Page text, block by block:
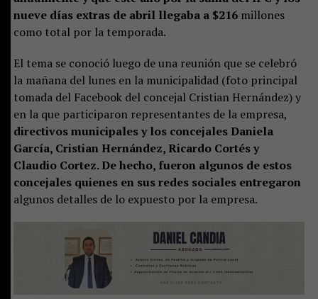
nueve días extras de abril llegaba a $216 millones
como total por la temporada.
El tema se conoció luego de una reunión que se celebró
la mañana del lunes en la municipalidad (foto principal
tomada del Facebook del concejal Cristian Hernández) y
en la que participaron representantes de la empresa,
directivos municipales y los concejales Daniela
García, Cristian Hernández, Ricardo Cortés y
Claudio Cortez. De hecho, fueron algunos de estos
concejales quienes en sus redes sociales entregaron
algunos detalles de lo expuesto por la empresa.